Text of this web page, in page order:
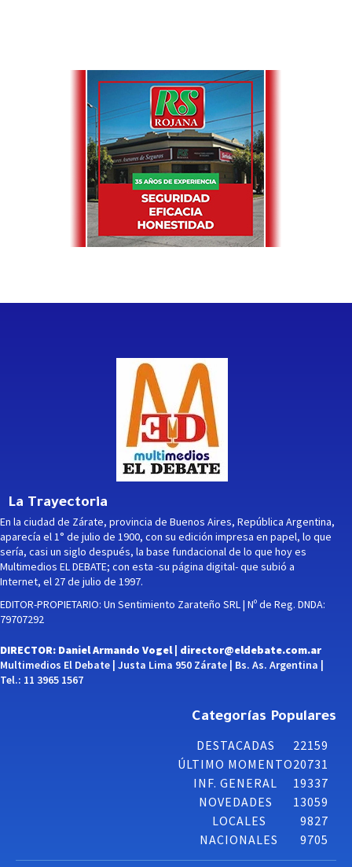
La Trayectoria
En la ciudad de Zárate, provincia de Buenos Aires, República Argentina,
aparecía el 1° de julio de 1900, con su edición impresa en papel, lo que
sería, casi un siglo después, la base fundacional de lo que hoy es
Multimedios EL DEBATE; con esta -su página digital- que subió a
Internet, el 27 de julio de 1997.
EDITOR-PROPIETARIO: Un Sentimiento Zarateño SRL | Nº de Reg. DNDA:
79707292
DIRECTOR: Daniel Armando Vogel | director@eldebate.com.ar
Multimedios El Debate | Justa Lima 950 Zárate | Bs. As. Argentina |
Tel.: 11 3965 1567
Categorías Populares
DESTACADAS
22159
ÚLTIMO MOMENTO20731
INF. GENERAL
19337
NOVEDADES
13059
LOCALES
9827
NACIONALES
9705